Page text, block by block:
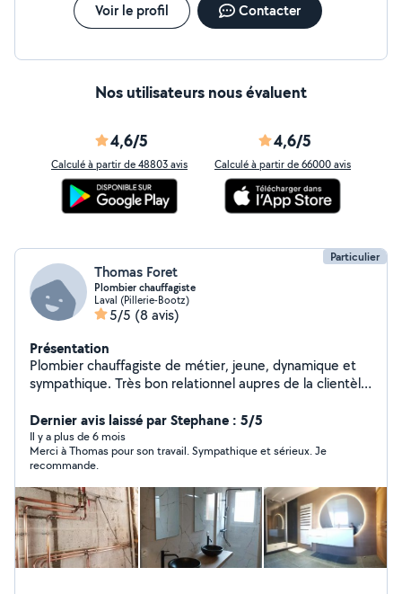
Voir le profil Contacter
Nos utilisateurs nous évaluent
4,6/5
Calculé à partir de 48803 avis
4,6/5
Calculé à partir de 66000 avis
Particulier
Thomas Foret
Plombier chauffagiste
Laval (Pillerie-Bootz)
5/5 (8 avis)
Présentation
Plombier chauffagiste de métier, jeune, dynamique et
sympathique. Très bon relationnel aupres de la clientèle.
vous.
Dernier avis laissé par Stephane : 5/5
Il y a plus de 6 mois
Merci à Thomas pour son travail. Sympathique et sérieux. Je
recommande.